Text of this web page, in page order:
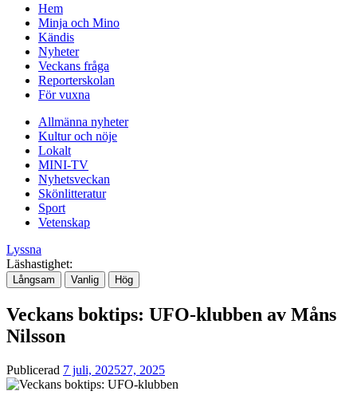
Hem
Minja och Mino
Kändis
Nyheter
Veckans fråga
Reporterskolan
För vuxna
Allmänna nyheter
Kultur och nöje
Lokalt
MINI-TV
Nyhetsveckan
Skönlitteratur
Sport
Vetenskap
Lyssna
Läshastighet:
Långsam Vanlig Hög
Veckans boktips: UFO-klubben av Måns
Nilsson
Publicerad 7 juli, 202527, 2025